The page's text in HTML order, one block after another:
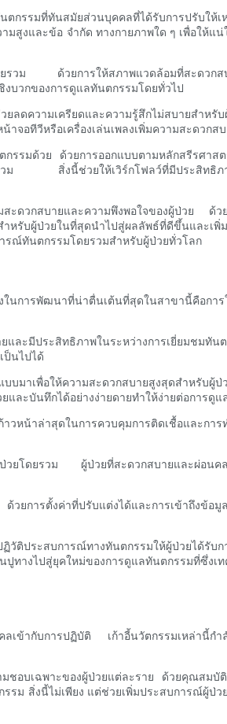
รรมที่ทันสมัยส่วนบุคคลที่ได้รับการปรับให้เ
มสูงและข้อ จำกัด ทางกายภาพใด ๆ เพื่อให้
ยรวม ด้วยการให้สภาพแวดล้อมที่สะดวกส
งบวกของการดูแลทันตกรรมโดยทั่วไป
ดความเครียดและความรู้สึกไม่สบายสำหรั
อทีวีหรือเครื่องเล่นเพลงเพิ่มความสะดวกส
กรรมด้วย ด้วยการออกแบบตามหลักสรีรศ
รวม สิ่งนี้ช่วยให้เวิร์กโฟลว์ที่มีประสิทธิภ
ะดวกสบายและความพึงพอใจของผู้ป่วย ด้
หรับผู้ป่วยในที่สุดนำไปสู่ผลลัพธ์ที่ดีขึ้นและเ
รณ์ทันตกรรมโดยรวมสำหรับผู้ป่วยทั่วโลก
การพัฒนาที่น่าตื่นเต้นที่สุดในสาขานี้คือการ
และมีประสิทธิภาพในระหว่างการเยี่ยมชมทั
ป็นไปได้
าเพื่อให้ความสะดวกสบายสูงสุดสำหรับผู้ป่
และบันทึกได้อย่างง่ายดายทำให้ง่ายต่อการดู
าวหน้าล่าสุดในการควบคุมการติดเชื้อและ
วยโดยรวม ผู้ป่วยที่สะดวกสบายและผ่อนค
ยการตั้งค่าที่ปรับแต่งได้และการเข้าถึงข้อมู
ติประสบการณ์ทางทันตกรรมให้ผู้ป่วยได้รับ
ทางไปสู่ยุคใหม่ของการดูแลทันตกรรมที่ซึ่ง
เข้ากับการปฏิบัติ เก้าอี้นวัตกรรมเหล่านี้ก
อบเฉพาะของผู้ป่วยแต่ละราย ด้วยคุณสมบั
ม สิ่งนี้ไม่เพียง แต่ช่วยเพิ่มประสบการณ์ผู้ป่